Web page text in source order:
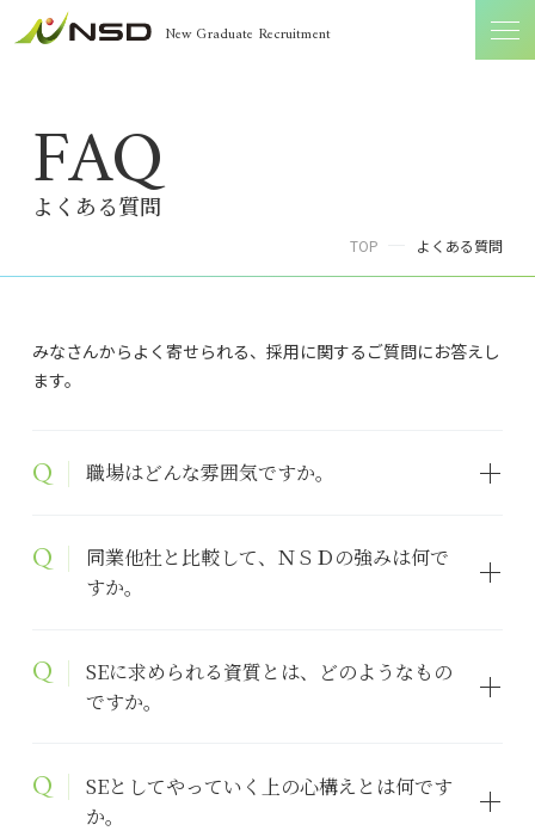
New Graduate Recruitment
FAQ
よくある質問
TOP よくある質問
みなさんからよく寄せられる、採用に関するご質問にお答えし
ます。
職場はどんな雰囲気ですか。
同業他社と比較して、ＮＳＤの強みは何で
すか。
SEに求められる資質とは、どのようなもの
ですか。
SEとしてやっていく上の心構えとは何です
か。